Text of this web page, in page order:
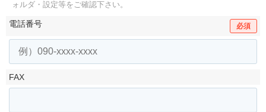
ォルダ・設定等をご確認下さい。
電話番号 必須
FAX